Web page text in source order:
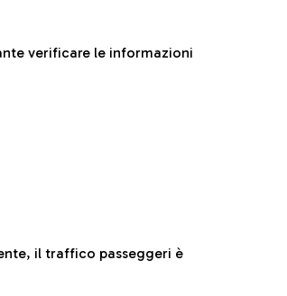
verificare le informazioni
il traffico passeggeri è